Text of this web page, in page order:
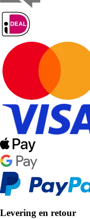
Levering en retour